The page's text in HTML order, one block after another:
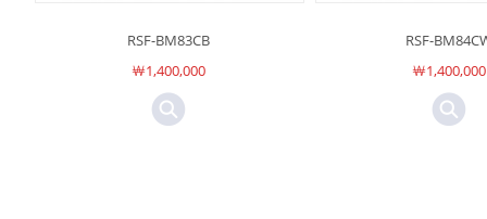
RSF-BM83CB
￦1,400,000
RSF-
￦1,400,000